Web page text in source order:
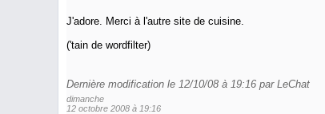
J'adore. Merci à l'autre site de cuisine.
('tain de wordfilter)
Dernière modification le 12/10/08 à 19:16 par LeChat
dimanche
12 octobre 2008 à 19:16